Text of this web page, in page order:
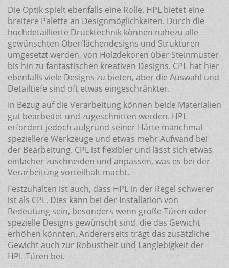
Die Optik spielt ebenfalls eine Rolle. HPL bietet eine
breitere Palette an Designmöglichkeiten. Durch die
hochdetaillierte Drucktechnik können nahezu alle
gewünschten Oberflächendesigns und Strukturen
umgesetzt werden, von Holzdekoren über Steinmuster
bis hin zu fantastischen kreativen Designs. CPL hat hier
ebenfalls viele Designs zu bieten, aber die Auswahl und
Detailtiefe sind oft etwas eingeschränkter.
In Bezug auf die Verarbeitung können beide Materialien
gut bearbeitet und zugeschnitten werden. HPL
erfordert jedoch aufgrund seiner Härte manchmal
speziellere Werkzeuge und etwas mehr Aufwand bei
der Bearbeitung. CPL ist flexibler und lässt sich etwas
einfacher zuschneiden und anpassen, was es bei der
Verarbeitung vorteilhaft macht.
Festzuhalten ist auch, dass HPL in der Regel schwerer
ist als CPL. Dies kann bei der Installation von
Bedeutung sein, besonders wenn große Türen oder
spezielle Designs gewünscht sind, die das Gewicht
erhöhen könnten. Andererseits trägt das zusätzliche
Gewicht auch zur Robustheit und Langlebigkeit der
HPL-Türen bei.